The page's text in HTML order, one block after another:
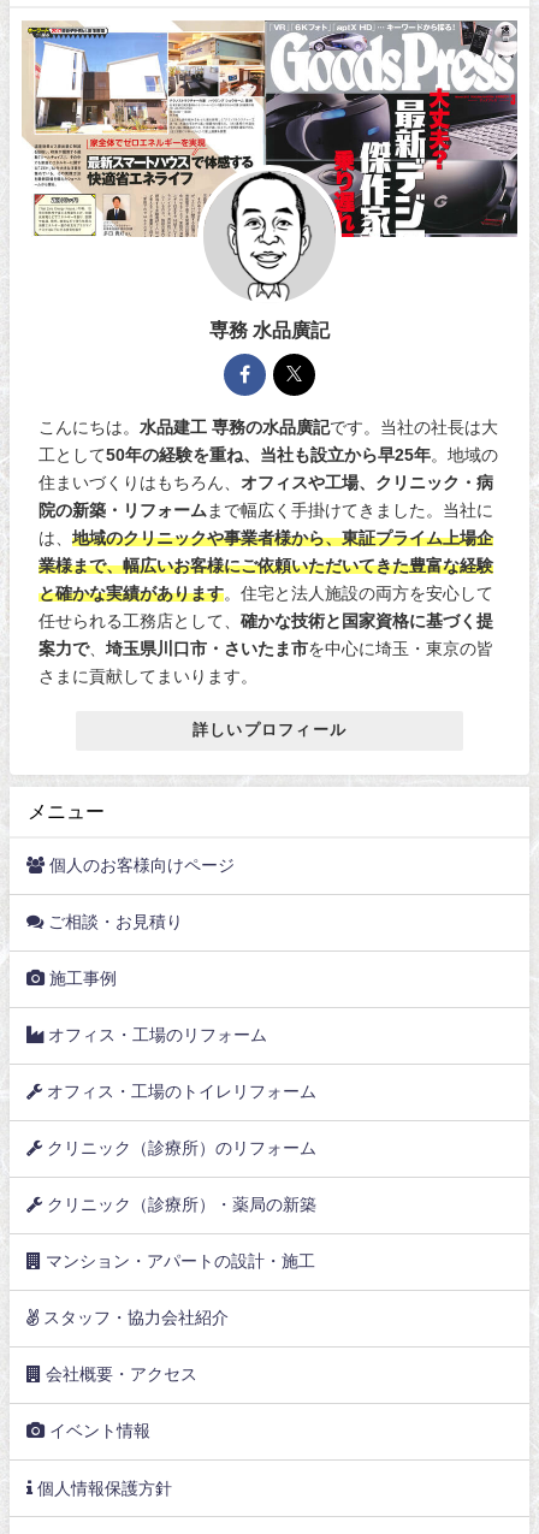
専務 水品廣記
こんにちは。水品建工 専務の水品廣記です。当社の社長は大
工として50年の経験を重ね、当社も設立から早25年 。地域の
住まいづくりはもちろん、 オフィスや工場、クリニック・病
院の新築・リフォーム まで幅広く手掛けてきました。当社に
は、地域のクリニックや事業者様から、東証プライム上場企
業様まで、幅広いお客様にご依頼いただいてきた豊富な経験
と確かな実績があります 。住宅と法人施設の両方を安心して
任せられる工務店として、確かな技術と国家資格に基づく提
案力で、埼玉県川口市・さいたま市を中心に埼玉・東京の皆
さまに貢献してまいります。
詳しいプロフィール
メニュー
個人のお客様向けページ
ご相談・お見積り
施工事例
オフィス・工場のリフォーム
オフィス・工場のトイレリフォーム
クリニック（診療所）のリフォーム
クリニック（診療所）・薬局の新築
マンション・アパートの設計・施工
スタッフ・協力会社紹介
会社概要・アクセス
イベント情報
個人情報保護方針